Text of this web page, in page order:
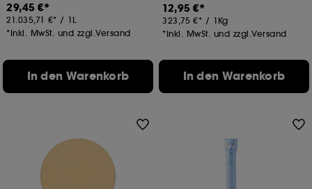
29,45 €
21.035,71 € / 1L
*Inkl. MwSt. und zzgl.Versand
In den Warenkorb
12,95 €
323,75 € / 1Kg
*Inkl. MwSt. und zzgl.Versand
In den Warenkorb